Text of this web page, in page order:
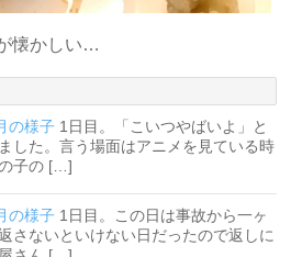
懐かしい…
の様子 1日目。「こいつやばいよ」と
した。言う場面はアニメを見ている時
子の […]
の様子 1日目。この日は事故から一ヶ
さないといけない日だったので返しに